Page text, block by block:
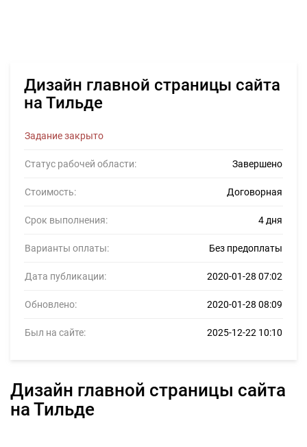
Дизайн главной страницы сайта
на Тильде
Задание закрыто
Статус рабочей области: Завершено
Стоимость: Договорная
Срок выполнения: 4 дня
Варианты оплаты: Без предоплаты
Дата публикации: 2020-01-28 07:02
Обновлено: 2020-01-28 08:09
Был на сайте: 2025-12-22 10:10
Дизайн главной страницы сайта
на Тильде